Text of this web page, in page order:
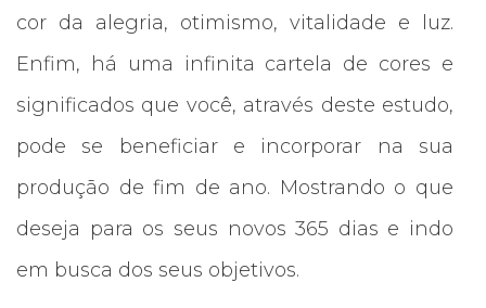
cor da alegria, otimismo, vitalidade e luz.
Enfim, há uma infinita cartela de cores e
significados que você, através deste estudo,
pode se beneficiar e incorporar na sua
produção de fim de ano. Mostrando o que
deseja para os seus novos 365 dias e indo
em busca dos seus objetivos.